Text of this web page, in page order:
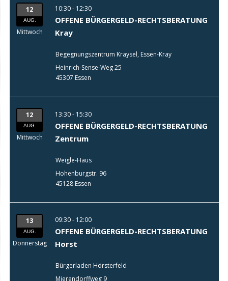
12
AUG.
Mittwoch
10:30 - 12:30
OFFENE BÜRGERGELD-RECHTSBERATUNG
Kray
Begegnungszentrum Kraysel, Essen-Kray
Heinrich-Sense-Weg 25
45307 Essen
12
AUG.
Mittwoch
13:30 - 15:30
OFFENE BÜRGERGELD-RECHTSBERATUNG
Zentrum
Weigle-Haus
Hohenburgstr. 96
45128 Essen
13
AUG.
Donnerstag
09:30 - 12:00
OFFENE BÜRGERGELD-RECHTSBERATUNG
Horst
Bürgerladen Hörsterfeld
Mierendorffweg 9